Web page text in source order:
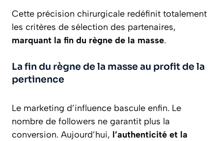
Cette précision chirurgicale redéfinit totalement
les critères de sélection des partenaires,
marquant la fin du règne de la masse.
La fin du règne de la masse au profit de la
pertinence
Le marketing d’influence bascule enfin. Le
nombre de followers ne garantit plus la
conversion. Aujourd’hui, l’authenticité et la